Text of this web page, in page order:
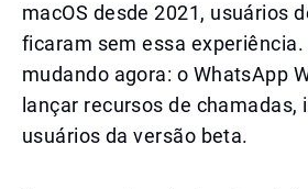
macOS desde 2021, usuários
ficaram sem essa experiência.
mudando agora: o WhatsApp
lançar recursos de chamadas,
usuários da versão beta.